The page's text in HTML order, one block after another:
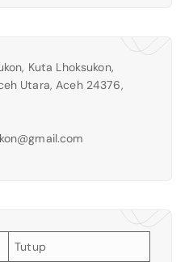
Kuta Lhoksukon,
Utara, Aceh 24376,
Tutup